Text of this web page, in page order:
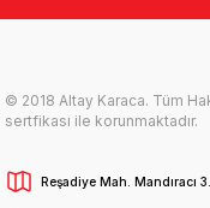
© 2018 Altay Karaca. Tüm
sertfikası ile korunmaktadır.
Reşadiye Mah. Mandıracı